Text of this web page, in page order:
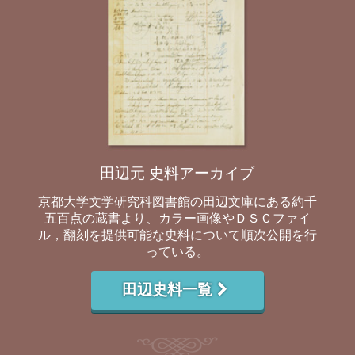
田辺元 史料アーカイブ
京都大学文学研究科図書館の田辺文庫にある約千
五百点の蔵書より、カラー画像やＤＳＣファイ
ル，翻刻を提供可能な史料について順次公開を行
っている。
田辺史料一覧